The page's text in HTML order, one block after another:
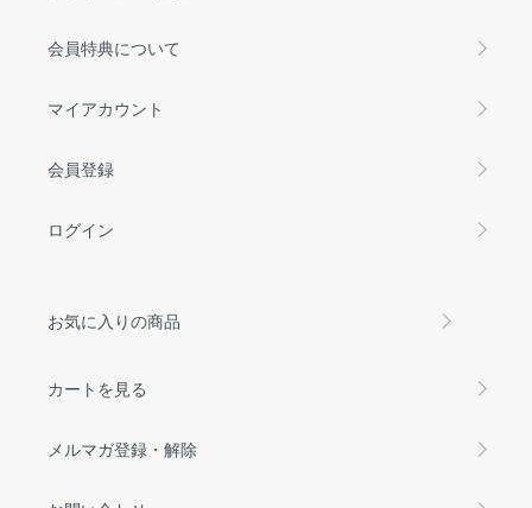
会員特典について
マイアカウント
会員登録
ログイン
お気に入りの商品
カートを見る
メルマガ登録・解除